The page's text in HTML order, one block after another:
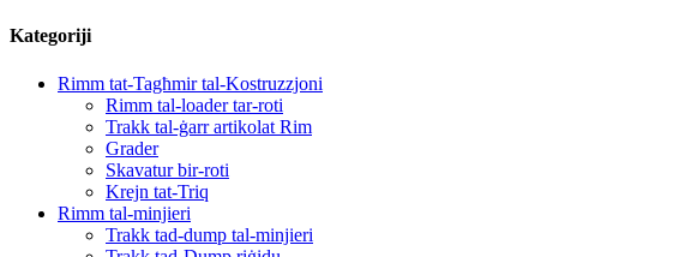
Kategoriji
Rimm tat-Tagħmir tal-Kostruzzjoni
Rimm tal-loader tar-roti
Trakk tal-ġarr artikolat Rim
Grader
Skavatur bir-roti
Krejn tat-Triq
Rimm tal-minjieri
Trakk tad-dump tal-minjieri